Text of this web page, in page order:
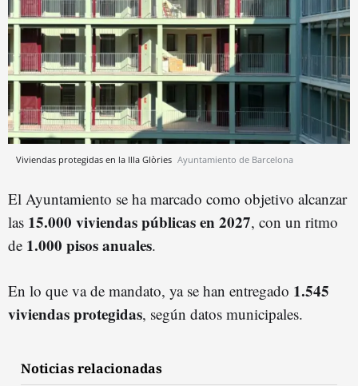
Viviendas protegidas en la Illa Glòries Ayuntamiento de Barcelona
El Ayuntamiento se ha marcado como objetivo alcanzar
las 15.000 viviendas públicas en 2027, con un ritmo
de 1.000 pisos anuales.
En lo que va de mandato, ya se han entregado 1.545
viviendas protegidas, según datos municipales.
Noticias relacionadas